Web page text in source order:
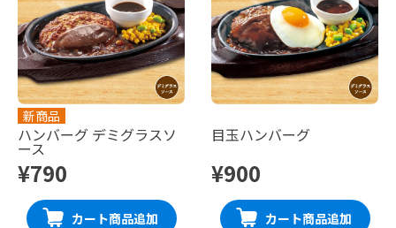
新商品
ハンバーグ デミグラスソ
ース
¥790
カート商品追加
目玉ハンバーグ
¥900
カート商品追加